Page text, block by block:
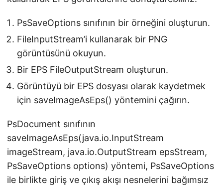
PsSaveOptions sınıfının bir örneğini oluşturun.
FileInputStream’i kullanarak bir PNG
görüntüsünü okuyun.
Bir EPS FileOutputStream oluşturun.
Görüntüyü bir EPS dosyası olarak kaydetmek
için saveImageAsEps() yöntemini çağırın.
PsDocument sınıfının
saveImageAsEps(java.io.InputStream
imageStream, java.io.OutputStream epsStream,
PsSaveOptions options) yöntemi, PsSaveOptions
ile birlikte giriş ve çıkış akışı nesnelerini bağımsız